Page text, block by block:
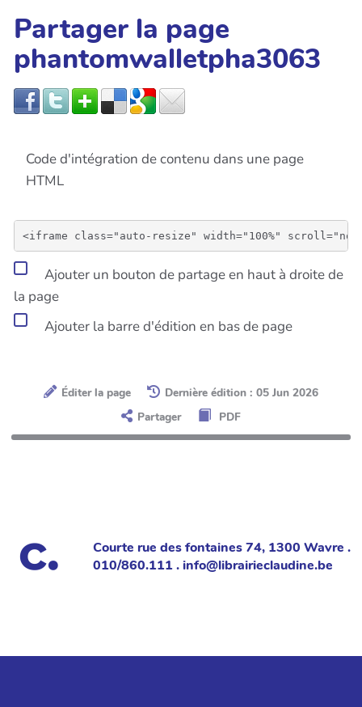
Partager la page
phantomwalletpha3063
Code d'intégration de contenu dans une page
HTML
Ajouter un bouton de partage en haut à droite de
la page
Ajouter la barre d'édition en bas de page
Éditer la page
Dernière édition : 05 Jun 2026
Partager
PDF
Courte rue des fontaines 74, 1300 Wavre .
010/860.111 . info@librairieclaudine.be